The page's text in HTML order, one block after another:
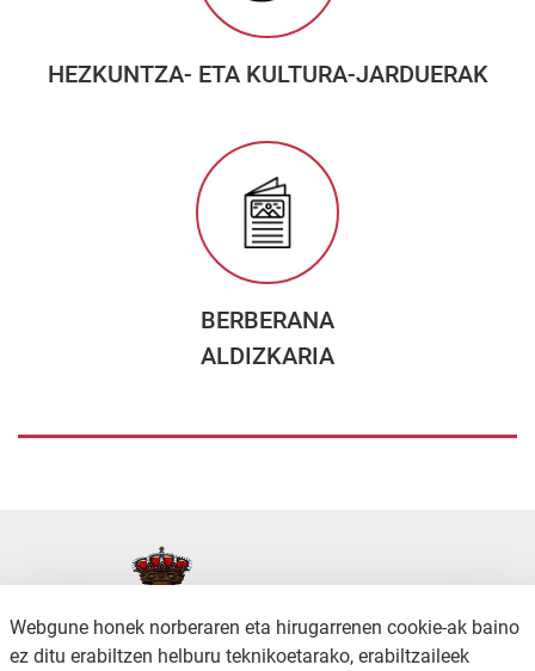
HEZKUNTZA- ETA KULTURA-JARDUERAK
BERBERANA
ALDIZKARIA
Webgune honek norberaren eta hirugarrenen cookie-ak baino
ez ditu erabiltzen helburu teknikoetarako, erabiltzaileek